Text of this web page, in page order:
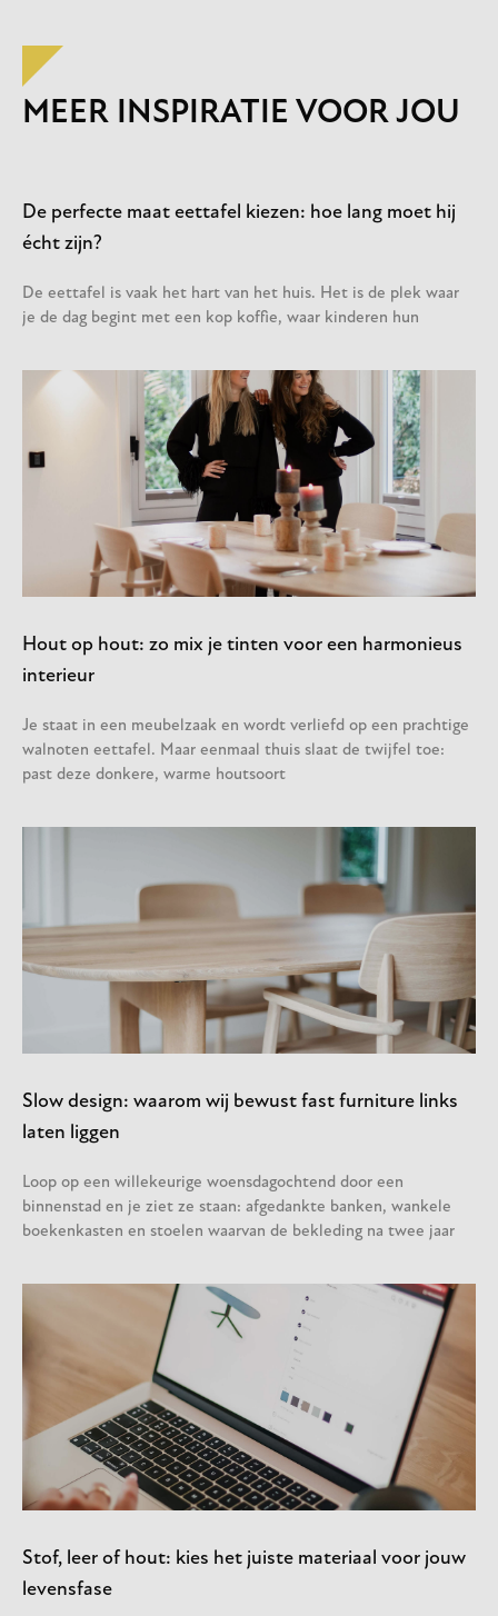
MEER INSPIRATIE VOOR JOU
De perfecte maat eettafel kiezen: hoe lang moet hij
écht zijn?
De eettafel is vaak het hart van het huis. Het is de plek waar
je de dag begint met een kop koffie, waar kinderen hun
Hout op hout: zo mix je tinten voor een harmonieus
interieur
Je staat in een meubelzaak en wordt verliefd op een prachtige
walnoten eettafel. Maar eenmaal thuis slaat de twijfel toe:
past deze donkere, warme houtsoort
Slow design: waarom wij bewust fast furniture links
laten liggen
Loop op een willekeurige woensdagochtend door een
binnenstad en je ziet ze staan: afgedankte banken, wankele
boekenkasten en stoelen waarvan de bekleding na twee jaar
Stof, leer of hout: kies het juiste materiaal voor jouw
levensfase